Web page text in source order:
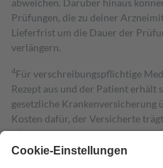
abweichen. Darüber hinaus
Prüfungen, die zu deiner
Lieferfrist um die Dauer der
verlängern.
4Für verschreibungspflichtige
Rezept aus und der Patient erhält
gesetzliche Krankenversicherung
Kosten dafür, der Versicherte
mit.
Grundsätzlich leisten Mitglieder